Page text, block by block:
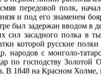
смяв передовой полк,
и под его знаменем
был задержан вводом в
сил засадного полка в
которой русские
народов с монголо-
по господству
В 1848 на Красном